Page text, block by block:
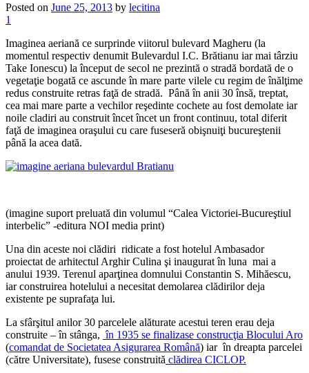
Posted on June 25, 2013 by lecitina
1
Imaginea aeriană ce surprinde viitorul bulevard Magheru (la
momentul respectiv denumit Bulevardul I.C. Brătianu iar mai târziu
Take Ionescu) la început de secol ne prezintă o stradă bordată de o
vegetaţie bogată ce ascunde în mare parte vilele cu regim de înălţime
redus construite retras faţă de stradă. Până în anii 30 însă, treptat,
cea mai mare parte a vechilor reşedinte cochete au fost demolate iar
noile cladiri au construit încet încet un front continuu, total diferit
faţă de imaginea oraşului cu care fuseseră obişnuiţi bucureştenii
până la acea dată.
(imagine suport preluată din volumul “Calea Victoriei-Bucureştiul
interbelic” -editura NOI media print)
Una din aceste noi clădiri ridicate a fost hotelul Ambasador
proiectat de arhitectul Arghir Culina şi inaugurat în luna mai a
anului 1939. Terenul aparţinea domnului Constantin S. Mihăescu,
iar construirea hotelului a necesitat demolarea clădirilor deja
existente pe suprafaţa lui.
La sfârşitul anilor 30 parcelele alăturate acestui teren erau deja
construite – în stânga, în 1935 se finalizase construcţia Blocului Aro
(comandat de Societatea Asigurarea Română) iar în dreapta parcelei
(către Universitate), fusese construită clădirea CICLOP.